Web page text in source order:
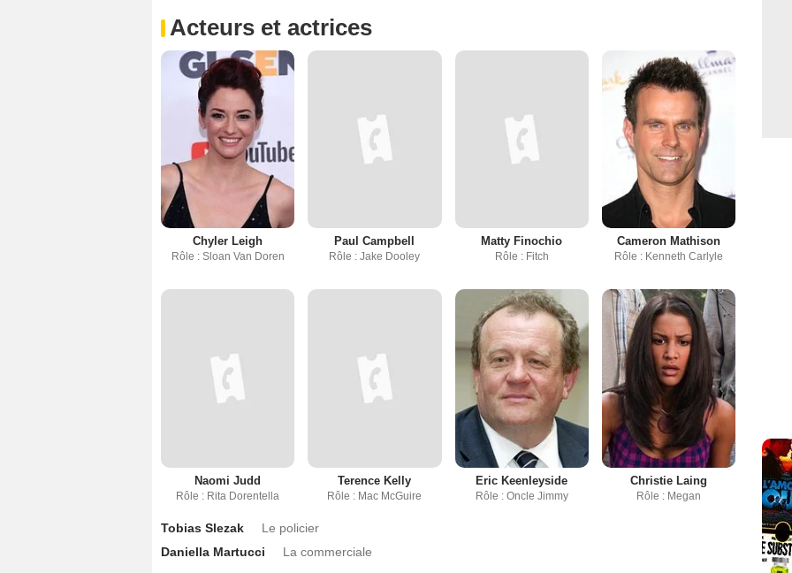
Acteurs et actrices
Chyler Leigh
Rôle : Sloan Van Doren
Paul Campbell
Rôle : Jake Dooley
Matty Finochio
Rôle : Fitch
Cameron Mathison
Rôle : Kenneth Carlyle
Naomi Judd
Rôle : Rita Dorentella
Terence Kelly
Rôle : Mac McGuire
Eric Keenleyside
Rôle : Oncle Jimmy
Christie Laing
Rôle : Megan
Tobias Slezak
Le policier
Daniella Martucci
La commerciale